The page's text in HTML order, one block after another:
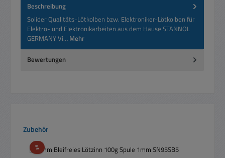
Beschreibung
Solider Qualitäts-Lötkolben bzw. Elektroniker-Lötkolben für
Elektro- und Elektronikarbeiten aus dem Hause STANNOL
GERMANY Vi… Mehr
Bewertungen
Produktgalerie überspringen
Zubehör
%Rabatt